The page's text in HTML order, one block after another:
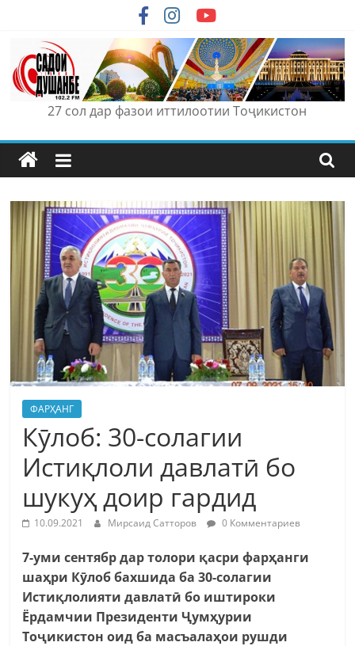
content
27 сол дар фазои иттилоотии Тоҷикистон
ФАРҲАНГ
Кӯлоб: 30-солагии
Истиқлоли давлатӣ бо
шукуҳ доир гардид
10.09.2021 Мирсаид Сатторов 0 Комментариев
7-уми сентябр дар толори қасри фарҳанги
шаҳри Кӯлоб бахшида ба 30-солагии
Истиқлолияти давлатӣ бо иштироки
Ёрдамчии Президенти Ҷумҳурии
Тоҷикистон оид ба масъалаҳои рушди